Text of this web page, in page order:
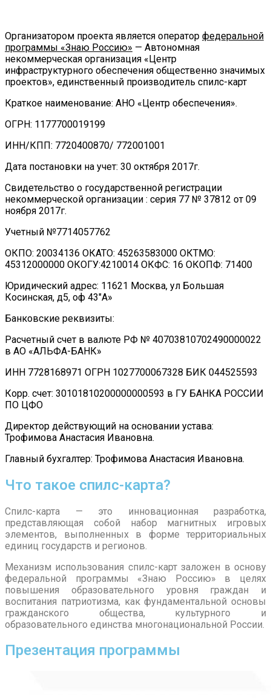
Организатором проекта является оператор федеральной
программы «Знаю Россию» — Автономная
некоммерческая организация «Центр
инфраструктурного обеспечения общественно значимых
проектов», единственный производитель спилс-карт
Краткое наименование: АНО «Центр обеспечения».
ОГРН: 1177700019199
ИНН/КПП: 7720400870/ 772001001
Дата постановки на учет: 30 октября 2017г.
Свидетельство о государственной регистрации
некоммерческой организации : серия 77 № 37812 от 09
ноября 2017г.
Учетный №7714057762
ОКПО: 20034136 ОКАТО: 45263583000 ОКТМО:
45312000000 ОКОГУ:4210014 ОКФС: 16 ОКОПФ: 71400
Юридический адрес: 11621 Москва, ул Большая
Косинская, д5, оф 43″А»
Банковские реквизиты:
Расчетный счет в валюте РФ № 40703810702490000022
в АО «АЛЬФА-БАНК»
ИНН 7728168971 ОГРН 1027700067328 БИК 044525593
Корр. счет: 30101810200000000593 в ГУ БАНКА РОССИИ
ПО ЦФО
Директор действующий на основании устава:
Трофимова Анастасия Ивановна.
Главный бухгалтер: Трофимова Анастасия Ивановна.
Что такое спилс-карта?
Спилс-карта — это инновационная разработка,
представляющая собой набор магнитных игровых
элементов, выполненных в форме территориальных
единиц государств и регионов.
Механизм использования спилс-карт заложен в основу
федеральной программы «Знаю Россию» в целях
повышения образовательного уровня граждан и
воспитания патриотизма, как фундаментальной основы
гражданского общества, культурного и
образовательного единства многонациональной России.
Презентация программы